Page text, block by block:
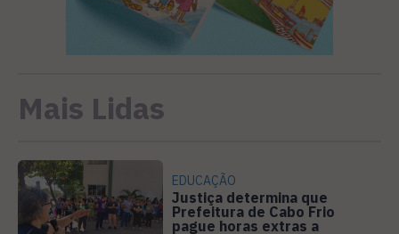
Mais Lidas
EDUCAÇÃO
Justiça determina que
Prefeitura de Cabo Frio
pague horas extras a